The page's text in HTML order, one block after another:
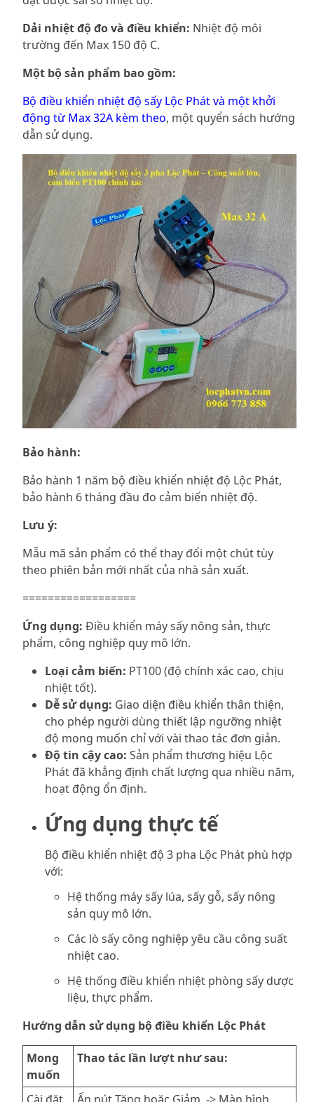
Dải nhiệt độ đo và điều khiển: Nhiệt độ môi
trường đến Max 150 độ C.
Một bộ sản phẩm bao gồm:
Bộ điều khiển nhiệt độ sấy Lộc Phát và một khởi
động từ Max 32A kèm theo, một quyển sách hướng
dẫn sử dụng.
Bảo hành:
Bảo hành 1 năm bộ điều khiển nhiệt độ Lộc Phát,
bảo hành 6 tháng đầu đo cảm biến nhiệt độ.
Lưu ý:
Mẫu mã sản phẩm có thể thay đổi một chút tùy
theo phiên bản mới nhất của nhà sản xuất.
==================
Ứng dụng: Điều khiển máy sấy nông sản, thực
phẩm, công nghiệp quy mô lớn.
Loại cảm biến: PT100 (độ chính xác cao, chịu
nhiệt tốt).
Dễ sử dụng: Giao diện điều khiển thân thiện,
cho phép người dùng thiết lập ngưỡng nhiệt
độ mong muốn chỉ với vài thao tác đơn giản.
Độ tin cậy cao: Sản phẩm thương hiệu Lộc
Phát đã khẳng định chất lượng qua nhiều năm,
hoạt động ổn định.
Ứng dụng thực tế
Bộ điều khiển nhiệt độ 3 pha Lộc Phát phù hợp
với:
Hệ thống máy sấy lúa, sấy gỗ, sấy nông
sản quy mô lớn.
Các lò sấy công nghiệp yêu cầu công suất
nhiệt cao.
Hệ thống điều khiển nhiệt phòng sấy dược
liệu, thực phẩm.
Hướng dẫn sử dụng bộ điều khiển Lộc Phát
Mong
muốn
Thao tác lần lượt như sau:
Cài đặt Ấn nút Tăng hoặc Giảm -> Màn hình